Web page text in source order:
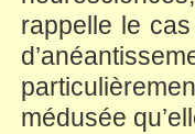
rappelle le
médusée